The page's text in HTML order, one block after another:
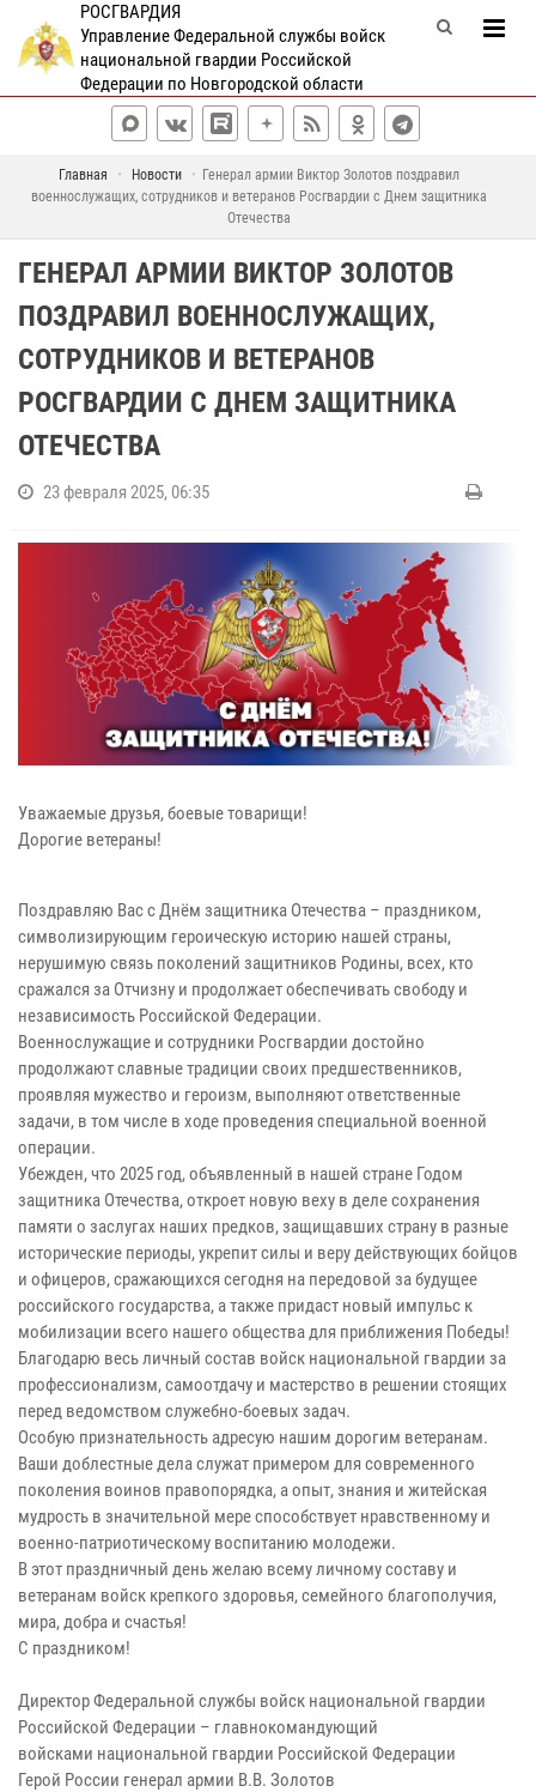
РОСГВАРДИЯ
Управление Федеральной службы войск
национальной гвардии Российской
Федерации по Новгородской области
Главная Новости
Генерал армии Виктор Золотов поздравил
военнослужащих, сотрудников и ветеранов Росгвардии с Днем защитника
Отечества
ГЕНЕРАЛ АРМИИ ВИКТОР ЗОЛОТОВ
ПОЗДРАВИЛ ВОЕННОСЛУЖАЩИХ,
СОТРУДНИКОВ И ВЕТЕРАНОВ
РОСГВАРДИИ С ДНЕМ ЗАЩИТНИКА
ОТЕЧЕСТВА
23 февраля 2025, 06:35
Уважаемые друзья, боевые товарищи!
Дорогие ветераны!
Поздравляю Вас с Днём защитника Отечества – праздником,
символизирующим героическую историю нашей страны,
нерушимую связь поколений защитников Родины, всех, кто
сражался за Отчизну и продолжает обеспечивать свободу и
независимость Российской Федерации.
Военнослужащие и сотрудники Росгвардии достойно
продолжают славные традиции своих предшественников,
проявляя мужество и героизм, выполняют ответственные
задачи, в том числе в ходе проведения специальной военной
операции.
Убежден, что 2025 год, объявленный в нашей стране Годом
защитника Отечества, откроет новую веху в деле сохранения
памяти о заслугах наших предков, защищавших страну в разные
исторические периоды, укрепит силы и веру действующих бойцов
и офицеров, сражающихся сегодня на передовой за будущее
российского государства, а также придаст новый импульс к
мобилизации всего нашего общества для приближения Победы!
Благодарю весь личный состав войск национальной гвардии за
профессионализм, самоотдачу и мастерство в решении стоящих
перед ведомством служебно-боевых задач.
Особую признательность адресую нашим дорогим ветеранам.
Ваши доблестные дела служат примером для современного
поколения воинов правопорядка, а опыт, знания и житейская
мудрость в значительной мере способствует нравственному и
военно-патриотическому воспитанию молодежи.
В этот праздничный день желаю всему личному составу и
ветеранам войск крепкого здоровья, семейного благополучия,
мира, добра и счастья!
С праздником!
Директор Федеральной службы войск национальной гвардии
Российской Федерации – главнокомандующий
войсками национальной гвардии Российской Федерации
Герой России генерал армии В.В. Золотов